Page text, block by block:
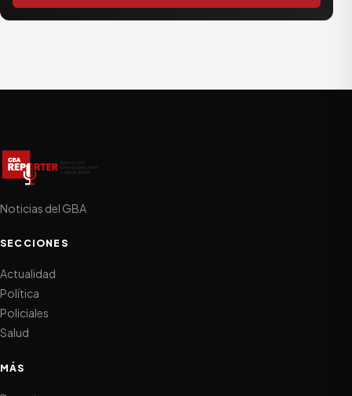
Noticias del GBA
SECCIONES
Actualidad
Política
Policiales
Salud
MÁS